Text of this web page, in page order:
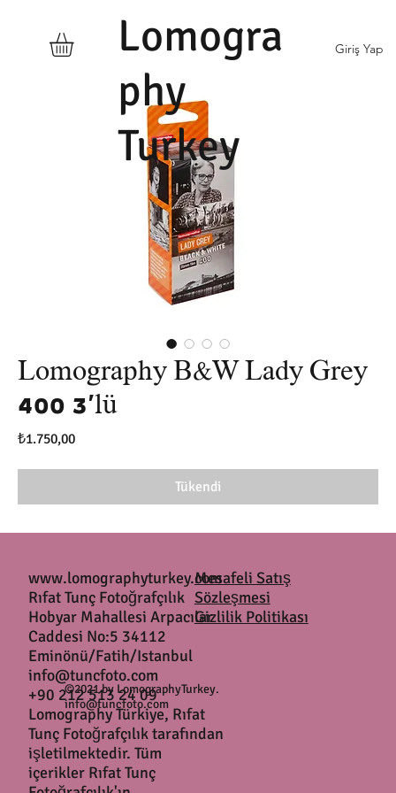
Lomogra
phy
Turkey
Giriş Yap
Lomography B&W Lady Grey
400 3'lü
₺1.750,00Fiyat
Tükendi
©2021 by LomographyTurkey.
info@tuncfoto.com
Mesafeli Satış
Sözleşmesi
Gizlilik Politikası
www.lomographyturkey.com
Rıfat Tunç Fotoğrafçılık
Hobyar Mahallesi Arpacılar
Caddesi No:5 34112
Eminönü/Fatih/Istanbul
info@tuncfoto.com
+90 212 513 24 09
Lomography Türkiye, Rıfat
Tunç Fotoğrafçılık tarafından
işletilmektedir. Tüm
içerikler Rıfat Tunç